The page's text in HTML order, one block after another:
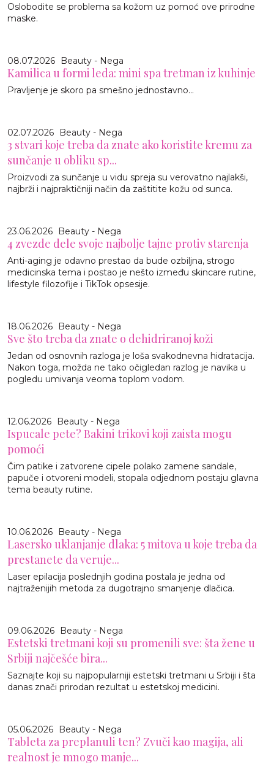
Oslobodite se problema sa kožom uz pomoć ove prirodne
maske.
08.07.2026 Beauty - Nega
Kamilica u formi leda: mini spa tretman iz kuhinje
Pravljenje je skoro pa smešno jednostavno…
02.07.2026 Beauty - Nega
3 stvari koje treba da znate ako koristite kremu za
sunčanje u obliku sp...
Proizvodi za sunčanje u vidu spreja su verovatno najlakši,
najbrži i najpraktičniji način da zaštitite kožu od sunca.
23.06.2026 Beauty - Nega
4 zvezde dele svoje najbolje tajne protiv starenja
Anti-aging je odavno prestao da bude ozbiljna, strogo
medicinska tema i postao je nešto između skincare rutine,
lifestyle filozofije i TikTok opsesije.
18.06.2026 Beauty - Nega
Sve što treba da znate o dehidriranoj koži
Jedan od osnovnih razloga je loša svakodnevna hidratacija.
Nakon toga, možda ne tako očigledan razlog je navika u
pogledu umivanja veoma toplom vodom.
12.06.2026 Beauty - Nega
Ispucale pete? Bakini trikovi koji zaista mogu
pomoći
Čim patike i zatvorene cipele polako zamene sandale,
papuče i otvoreni modeli, stopala odjednom postaju glavna
tema beauty rutine.
10.06.2026 Beauty - Nega
Lasersko uklanjanje dlaka: 5 mitova u koje treba da
prestanete da veruje...
Laser epilacija poslednjih godina postala je jedna od
najtraženijih metoda za dugotrajno smanjenje dlačica.
09.06.2026 Beauty - Nega
Estetski tretmani koji su promenili sve: šta žene u
Srbiji najčešće bira...
Saznajte koji su najpopularniji estetski tretmani u Srbiji i šta
danas znači prirodan rezultat u estetskoj medicini.
05.06.2026 Beauty - Nega
Tableta za preplanuli ten? Zvuči kao magija, ali
realnost je mnogo manje...